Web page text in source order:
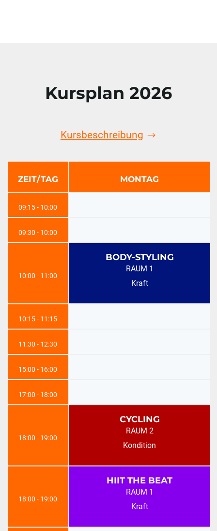
Kursplan 2026
Kursbeschreibung
ZEIT/TAG
09:15 - 10:00
09:30 - 10:00
10:00 - 11:00
10:15 - 11:15
11:30 - 12:30
15:00 - 16:00
17:00 - 18:00
18:00 - 19:00
18:00 - 19:00
MONTAG
BODY-STYLING
RAUM 1
Kraft
CYCLING
RAUM 2
Kondition
HIIT THE BEAT
RAUM 1
Kraft